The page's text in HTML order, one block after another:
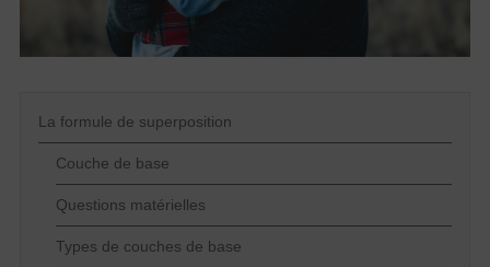
La formule de superposition
Couche de base
Questions matérielles
Types de couches de base